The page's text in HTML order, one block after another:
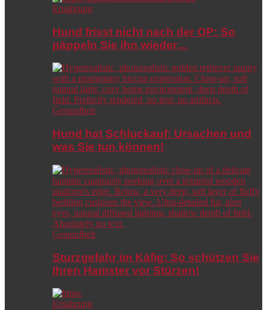
Ernährung
Hund frisst nicht nach der OP: So
päppeln Sie ihn wieder…
Gesundheit
Hund hat Schluckauf: Ursachen und
was Sie tun können!
Gesundheit
Sturzgefahr im Käfig: So schützen Sie
Ihren Hamster vor Stürzen!
Ernährung